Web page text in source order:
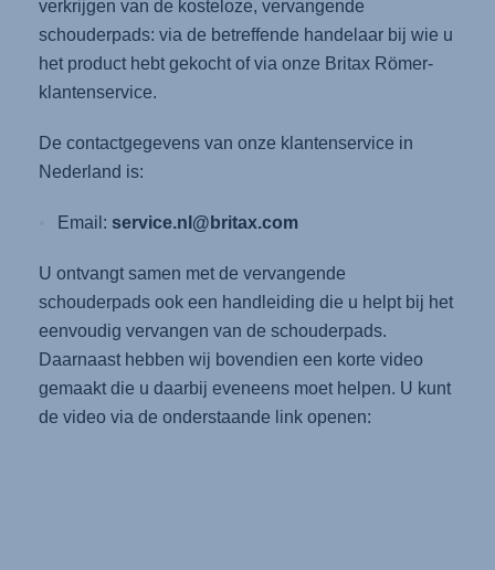
verkrijgen van de kosteloze, vervangende
schouderpads: via de betreffende handelaar bij wie u
het product hebt gekocht of via onze Britax Römer-
klantenservice.
De contactgegevens van onze klantenservice in
Nederland is:
Email: service.nl@britax.com
U ontvangt samen met de vervangende
schouderpads ook een handleiding die u helpt bij het
eenvoudig vervangen van de schouderpads.
Daarnaast hebben wij bovendien een korte video
gemaakt die u daarbij eveneens moet helpen. U kunt
de video via de onderstaande link openen: